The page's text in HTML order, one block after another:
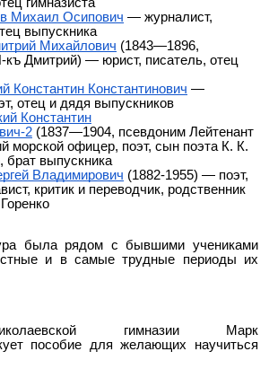
гимназиста
Михаил Осипович — журналист,
выпускника
Михайлович (1843―1896,
къ Дмитрий) — юрист, писатель, отец
Константин Константинович —
отец и дядя выпускников
Константин
2 (1837―1904, псевдоним Лейтенант
морской офицер, поэт, сын поэта К. К.
брат выпускника
Владимирович (1882-1955) — поэт,
критик и переводчик, родственник
была рядом с бывшими учениками
и в самые трудные периоды их
гимназии
Марк
пособие для желающих научиться